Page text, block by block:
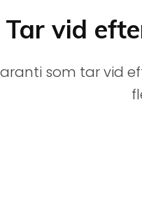
Tar vid
som tar vid